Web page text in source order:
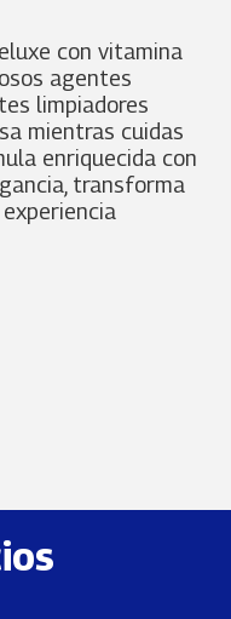
con vitamina
agentes
limpiadores
mientras cuidas
enriquecida con
transforma